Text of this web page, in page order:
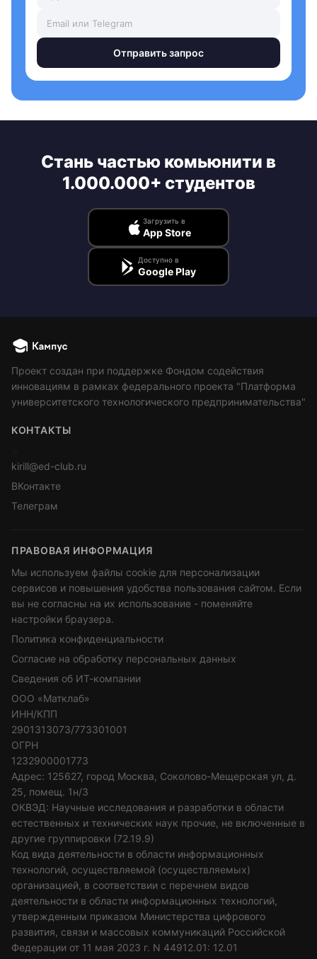
Отправить запрос
Стань частью комьюнити в
1.000.000+ студентов
Загрузить в
App Store
Доступно в
Google Play
Проект создан при поддержке Фондом содействия
инновациям в рамках федерального проекта "Платформа
университетского технологического предпринимательства"
КОНТАКТЫ
>
kirill@ed-club.ru
ВКонтакте
Телеграм
ПРАВОВАЯ ИНФОРМАЦИЯ
Мы используем файлы cookie для персонализации
сервисов и повышения удобства пользования сайтом. Если
вы не согласны на их использование - поменяйте
настройки браузера.
Политика конфиденциальности
Согласие на обработку персональных данных
Сведения об ИТ-компании
ООО «Матклаб»
ИНН/КПП
2901313073/773301001
ОГРН
1232900001773
Адрес: 125627, город Москва, Соколово-Мещерская ул, д.
25, помещ. 1н/3
ОКВЭД: Научные исследования и разработки в области
естественных и технических наук прочие, не включенные в
другие группировки (72.19.9)
Код вида деятельности в области информационных
технологий, осуществляемой (осуществляемых)
организацией, в соответствии с перечнем видов
деятельности в области информационных технологий,
утвержденным приказом Министерства цифрового
развития, связи и массовых коммуникаций Российской
Федерации от 11 мая 2023 г. N 44912.01: 12.01